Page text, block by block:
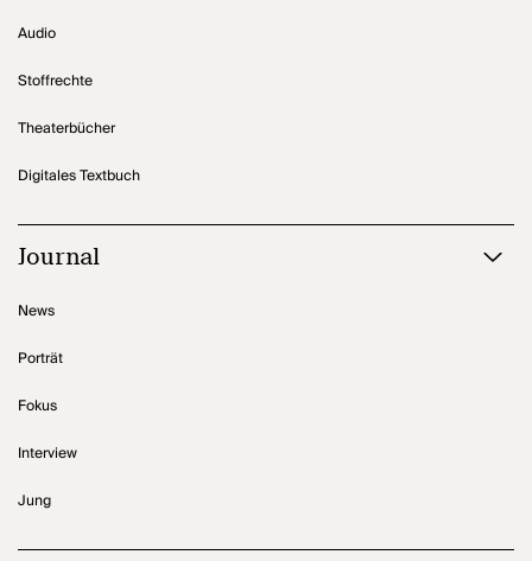
Audio
Stoffrechte
Theaterbücher
Digitales Textbuch
Journal
News
Porträt
Fokus
Interview
Jung